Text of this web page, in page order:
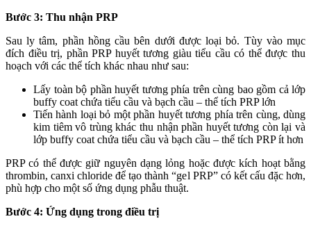
Bước 3: Thu nhận PRP
Sau ly tâm, phần hồng cầu bên dưới được loại bỏ. Tùy vào mục
đích điều trị, phần PRP huyết tương giàu tiểu cầu có thể được thu
hoạch với các thể tích khác nhau như sau:
Lấy toàn bộ phần huyết tương phía trên cùng bao gồm cả lớp
buffy coat chứa tiểu cầu và bạch cầu – thể tích PRP lớn
Tiến hành loại bỏ một phần huyết tương phía trên cùng, dùng
kim tiêm vô trùng khác thu nhận phần huyết tương còn lại và
lớp buffy coat chứa tiểu cầu và bạch cầu – thể tích PRP ít hơn
PRP có thể được giữ nguyên dạng lỏng hoặc được kích hoạt bằng
thrombin, canxi chloride để tạo thành “gel PRP” có kết cấu đặc hơn,
phù hợp cho một số ứng dụng phẫu thuật.
Bước 4: Ứng dụng trong điều trị